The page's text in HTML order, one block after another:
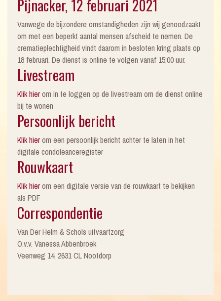
Pijnacker, 12 februari 2021
Vanwege de bijzondere omstandigheden zijn wij genoodzaakt
om met een beperkt aantal mensen afscheid te nemen. De
crematieplechtigheid vindt daarom in besloten kring plaats op
18 februari. De dienst is online te volgen vanaf 15:00 uur.
Livestream
Klik hierom in te loggen op de livestream om de dienst online
bij te wonen
Persoonlijk bericht
Klik hierom een persoonlijk bericht achter te laten in het
digitale condoleanceregister
Rouwkaart
Klik hierom een digitale versie van de rouwkaart te bekijken
als PDF
Correspondentie
Van Der Helm & Schols uitvaartzorg
O.v.v. Vanessa Abbenbroek
Veenweg 14, 2631 CL Nootdorp